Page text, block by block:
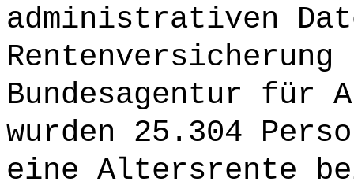
administrativen
Rentenversicherung
Bundesagentur für
wurden 25.304
eine Altersrente